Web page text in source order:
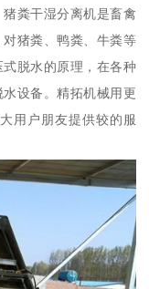
粪干湿分离机是畜禽
猪粪、鸭粪、牛粪等
脱水的原理，在各种
设备。精拓机械用更
用户朋友提供较的服